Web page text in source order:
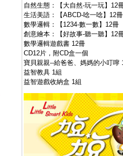
自然生態：【大自然-玩一玩】12
生活美語：【ABCD-唸一唸】12冊
數學邏輯：【1234-數一數】12冊
創意繪本：【好故事-聽一聽】12
數學邏輯遊戲書 12冊
CD12片，附CD盒一個
寶貝親親--給爸爸、媽媽的小叮嚀
益智教具 1組
益智遊戲收納盒 1組